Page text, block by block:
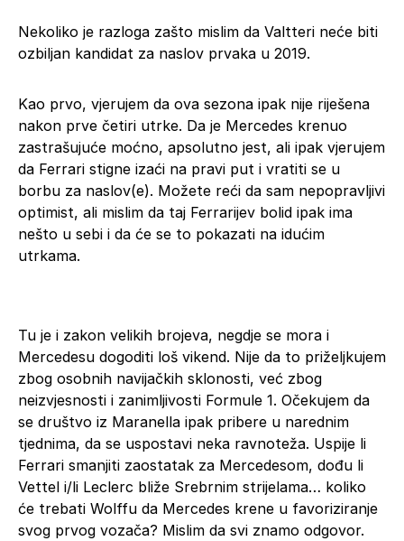
Nekoliko je razloga zašto mislim da Valtteri neće biti
ozbiljan kandidat za naslov prvaka u 2019.
Kao prvo, vjerujem da ova sezona ipak nije riješena
nakon prve četiri utrke. Da je Mercedes krenuo
zastrašujuće moćno, apsolutno jest, ali ipak vjerujem
da Ferrari stigne izaći na pravi put i vratiti se u
borbu za naslov(e). Možete reći da sam nepopravljivi
optimist, ali mislim da taj Ferrarijev bolid ipak ima
nešto u sebi i da će se to pokazati na idućim
utrkama.
Tu je i zakon velikih brojeva, negdje se mora i
Mercedesu dogoditi loš vikend. Nije da to priželjkujem
zbog osobnih navijačkih sklonosti, već zbog
neizvjesnosti i zanimljivosti Formule 1. Očekujem da
se društvo iz Maranella ipak pribere u narednim
tjednima, da se uspostavi neka ravnoteža. Uspije li
Ferrari smanjiti zaostatak za Mercedesom, dođu li
Vettel i/li Leclerc bliže Srebrnim strijelama… koliko
će trebati Wolffu da Mercedes krene u favoriziranje
svog prvog vozača? Mislim da svi znamo odgovor.